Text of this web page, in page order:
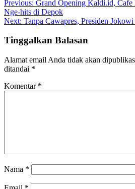
Previous: Grand Opening Kaldi.id, Cafe
Nge-hits di Depok
Next: Tanpa Cawapres, Presiden
Tinggalkan Balasan
Alamat email Anda tidak akan
ditandai *
Komentar *
Nama *